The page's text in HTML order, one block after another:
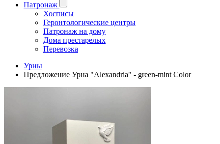
Патронаж
Хосписы
Геронтологические центры
Патронаж на дому
Дома престарелых
Перевозка
Урны
Предложение Урна "Alexandria" - green-mint Color